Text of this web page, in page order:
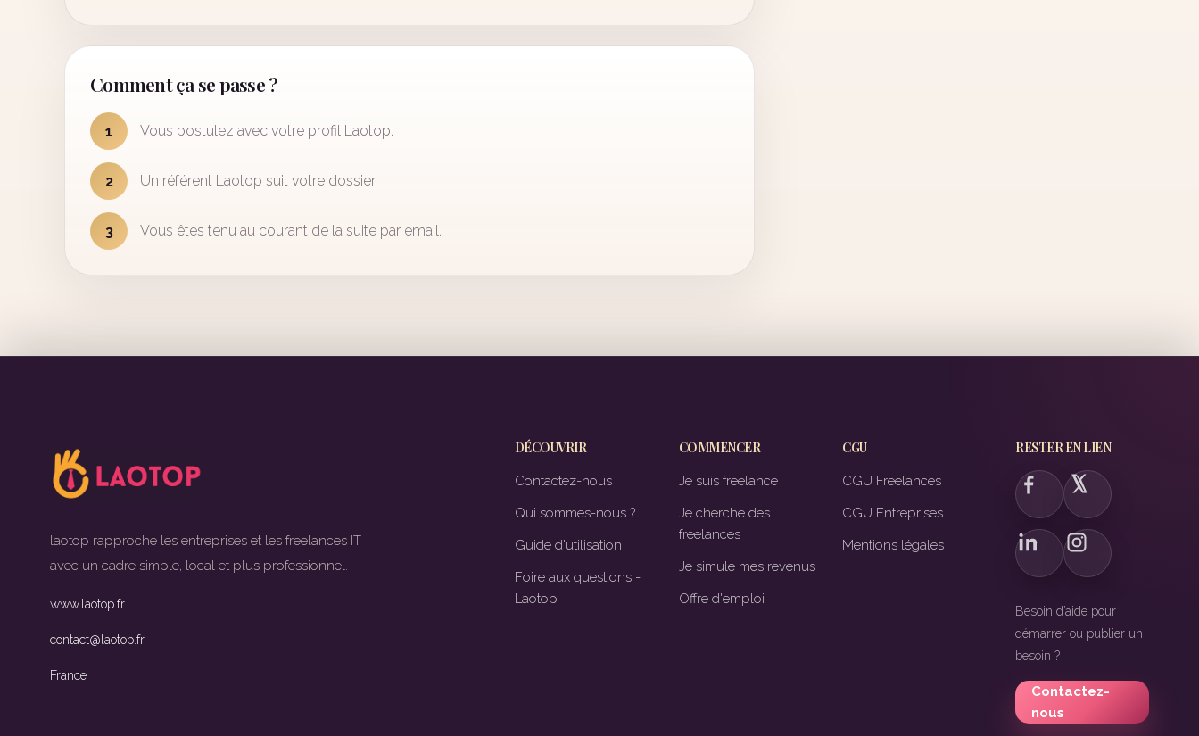
Comment ça se passe ?
1 Vous postulez avec votre profil Laotop.
2 Un référent Laotop suit votre dossier.
3 Vous êtes tenu au courant de la suite par email.
laotop rapproche les entreprises et les freelances IT
avec un cadre simple, local et plus professionnel.
www.laotop.fr
contact@laotop.fr
France
DÉCOUVRIR
Contactez-nous
Qui sommes-nous ?
Guide d'utilisation
Foire aux questions -
Laotop
COMMENCER
Je suis freelance
Je cherche des
freelances
Je simule mes revenus
Offre d'emploi
CGU
CGU Freelances
CGU Entreprises
Mentions légales
RESTER EN LIEN
Besoin d’aide pour
démarrer ou publier un
besoin ?
Contactez-
nous